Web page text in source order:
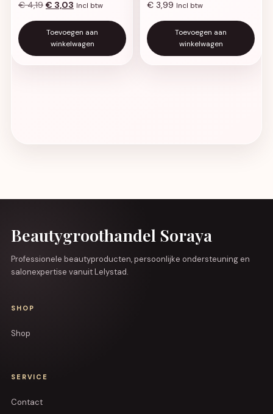
€4,19 Oorspronkelijke prijs was: € 4,19.
€ 3,03 Huidige prijs is: € 3,03.
Incl btw
Toevoegen aan
winkelwagen
€ 3,99 Incl btw
Toevoegen aan
winkelwagen
Beautygroothandel Soraya
Professionele beautyproducten, persoonlijke ondersteuning en
salonexpertise vanuit Lelystad.
SHOP
Shop
SERVICE
Contact